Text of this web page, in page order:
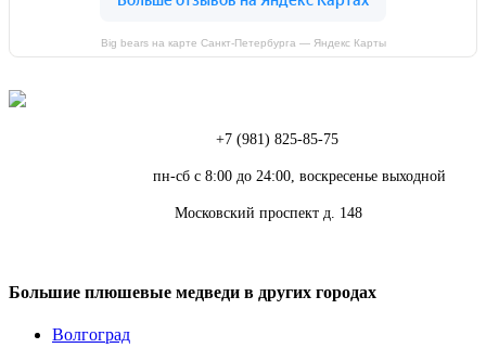
Big bears на карте Санкт‑Петербурга — Яндекс Карты
+7 (981) 825-85-75
пн-сб с 8:00 до 24:00, воскресенье выходной
Московский проспект д. 148
Большие плюшевые медведи в других городах
Волгоград